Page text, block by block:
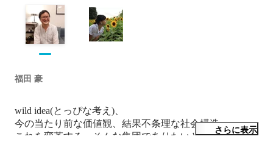
福田 豪
wild idea(とっぴな考え)、
今の当たり前な価値観、結果不条理な社会構造、
これを変革する、そんな集団でありたいと思っていま
さらに表示